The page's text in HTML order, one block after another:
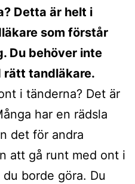
Detta är helt i
som förstår
Du behöver inte
rätt tandläkare.
i tänderna? Det är
har en rädsla
det för andra
att gå runt med ont i
borde göra. Du